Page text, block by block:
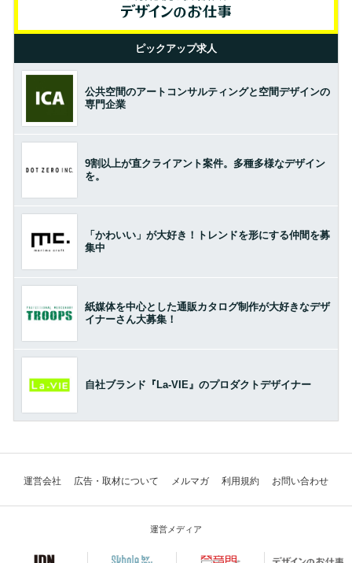
ピックアップ求人
公共空間のアートコンサルティングと空間デザインの
専門企業
9割以上が直クライアント案件。多種多様なデザイン
を。
「かわいい」が大好き！トレンドを形にする仲間を募
集中
紙媒体を中心とした通販カタログ制作が大好きなデザ
イナーさん大募集！
自社ブランド『La-VIE』のプロダクトデザイナー
運営会社 広告・取材について メルマガ 利用規約 お問い合わせ
運営メディア